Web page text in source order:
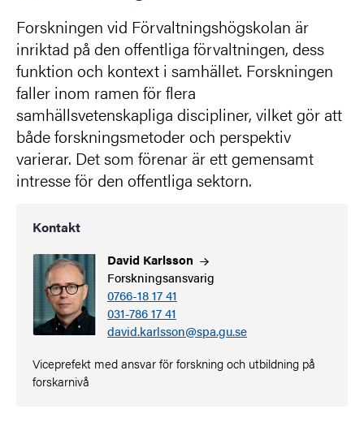
Forskningen vid Förvaltningshögskolan är
inriktad på den offentliga förvaltningen, dess
funktion och kontext i samhället. Forskningen
faller inom ramen för flera
samhällsvetenskapliga discipliner, vilket gör att
både forskningsmetoder och perspektiv
varierar. Det som förenar är ett gemensamt
intresse för den offentliga sektorn.
Kontakt
David Karlsson
Forskningsansvarig
0766-18 17 41
031-786 17 41
david.karlsson@spa.gu.se
Viceprefekt med ansvar för forskning och utbildning på
forskarnivå